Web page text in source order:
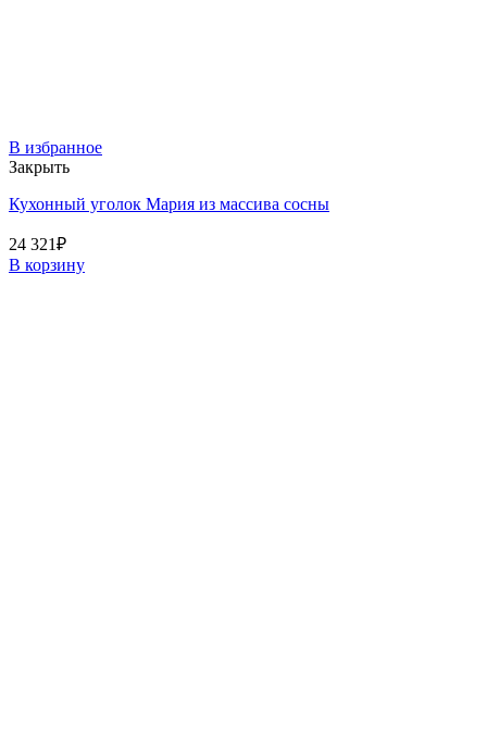
В избранное
Закрыть
Кухонный уголок Мария из массива сосны
24 321₽
В корзину